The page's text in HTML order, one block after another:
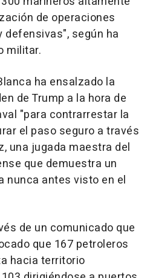
de operaciones
según ha
militar.
ha ensalzado la
de Trump a la hora de
"para contrarrestar la
el paso seguro a través
una jugada maestra del
que demuestra un
nunca antes visto en el
de un comunicado que
que 167 petroleros
hacia territorio